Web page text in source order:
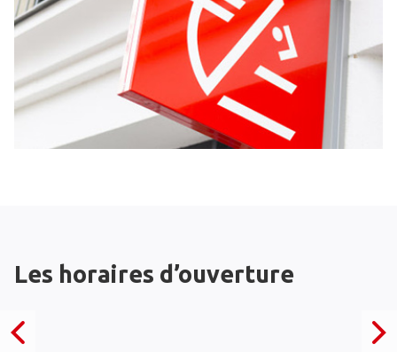
Les horaires d’ouverture